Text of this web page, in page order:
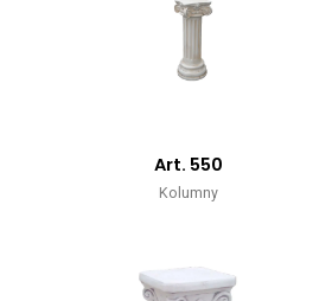
Art. 550
Kolumny